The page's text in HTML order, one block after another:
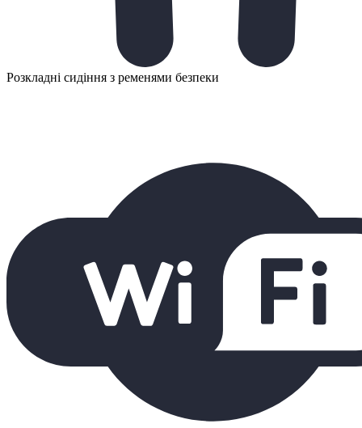
Розкладні сидіння з ременями безпеки